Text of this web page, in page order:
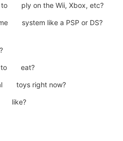
to ply on the Wii, Xbox, etc?
system like a PSP or DS?
to eat?
toys right now?
like?